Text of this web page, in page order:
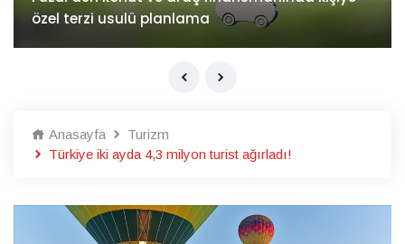
İv Kandilli'de yaşam yakında başlıyor
Anasayfa
Turizm
Türkiye iki ayda 4,3 milyon turist ağırladı!